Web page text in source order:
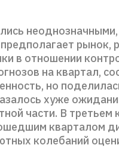
неоднозначными,
рынок,
в отношении
на квартал,
но
хуже
части. В третьем
кварталом
колебаний